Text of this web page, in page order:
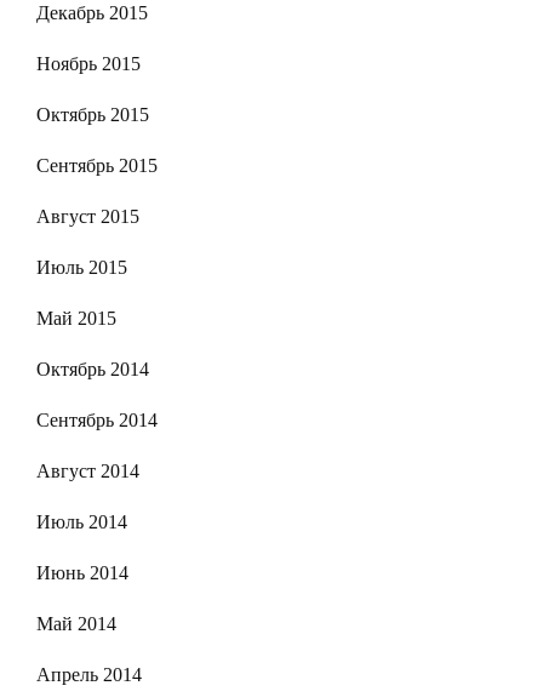
Декабрь 2015
Ноябрь 2015
Октябрь 2015
Сентябрь 2015
Август 2015
Июль 2015
Май 2015
Октябрь 2014
Сентябрь 2014
Август 2014
Июль 2014
Июнь 2014
Май 2014
Апрель 2014